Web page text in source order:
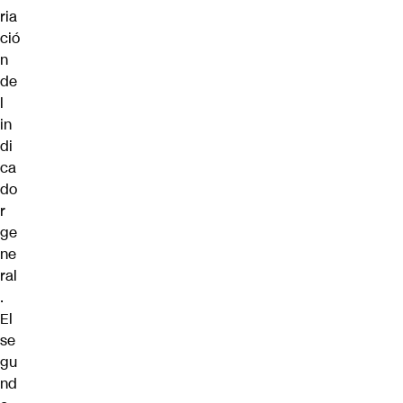
ria
ció
n
de
l
in
di
ca
do
r
ge
ne
ral
.
El
se
gu
nd